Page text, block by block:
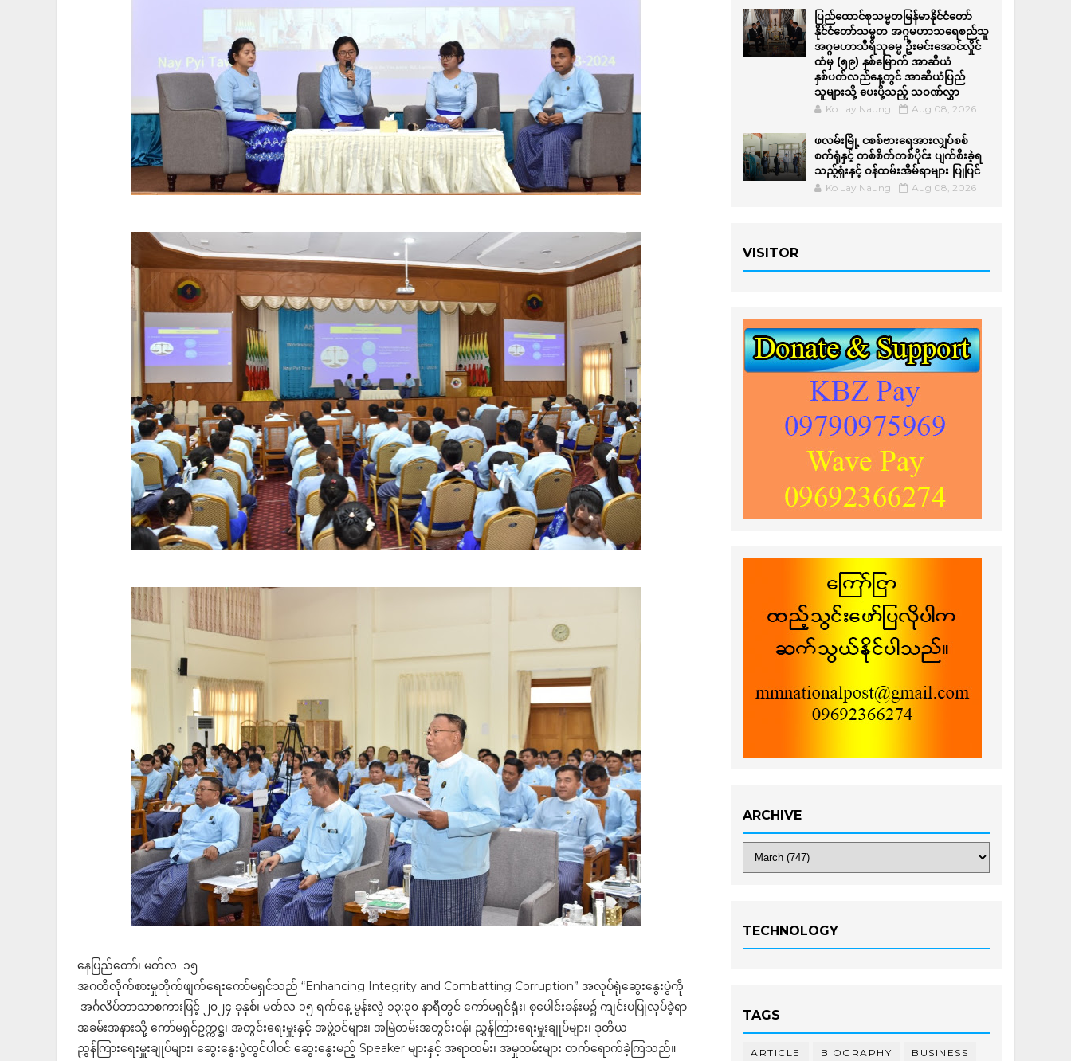
နေပြည်တော်၊ မတ်လ ၁၅
အဂတိလိုက်စားမှုတိုက်ဖျက်ရေးကော်မရှင်သည် “Enhancing Integrity and Combatting Corruption” အလုပ်ရုံဆွေးနွေးပွဲကို
အင်္ဂလိပ်ဘာသာစကားဖြင့် ၂၀၂၄ ခုနှစ်၊ မတ်လ ၁၅ ရက်နေ့ မွန်းလွဲ ၁၃:၃၀ နာရီတွင် ကော်မရှင်ရုံး၊ စုပေါင်းခန်းမ၌ ကျင်းပပြုလုပ်ခဲ့ရာ
အခမ်းအနားသို့ ကော်မရှင်ဥက္ကဋ္ဌ၊ အတွင်းရေးမှူးနှင့် အဖွဲ့ဝင်များ၊ အမြဲတမ်းအတွင်းဝန်၊ ညွှန်ကြားရေးမှူးချုပ်များ၊ ဒုတိယ
ညွှန်ကြားရေးမှူးချုပ်များ၊ ဆွေးနွေးပွဲတွင်ပါဝင် ဆွေးနွေးမည့် Speaker များနှင့် အရာထမ်း၊ အမှုထမ်းများ တက်ရောက်ခဲ့ကြသည်။
ပြည်ထောင်စုသမ္မတမြန်မာနိုင်ငံတော်
နိုင်ငံတော်သမ္မတ အဂ္ဂမဟာသရေစည်သူ
အဂ္ဂမဟာသီရိသုဓမ္မ ဦးမင်းအောင်လှိုင်
ထံမှ (၅၉) နှစ်မြောက် အာဆီယံ
နှစ်ပတ်လည်နေ့တွင် အာဆီယံပြည်
သူများသို့ ပေးပို့သည့် သဝဏ်လွှာ
Ko Lay Naung Aug 08, 2026
ဖလမ်းမြို့ ငစစ်ဗားရေအားလျှပ်စစ်
စက်ရုံနှင့် တစ်စိတ်တစ်ပိုင်း ပျက်စီးခဲ့ရ
သည့်ရုံးနှင့် ဝန်ထမ်းအိမ်ရာများ ပြုပြင်
Ko Lay Naung Aug 08, 2026
VISITOR
ARCHIVE
TECHNOLOGY
TAGS
ARTICLE BIOGRAPHY BUSINESS